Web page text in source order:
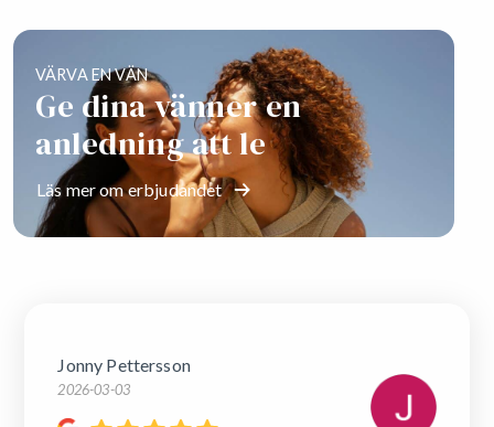
VÄRVA EN VÄN
Ge dina vänner en
anledning att le
Läs mer om erbjudandet
Jonny Pettersson
2026-03-03